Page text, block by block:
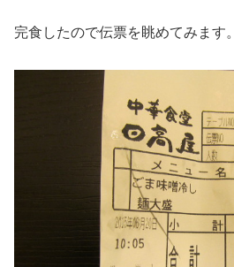
完食したので伝票を眺めてみます。